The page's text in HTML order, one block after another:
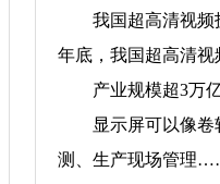
我国超高清视频技
年底，我国超高清视
产业规模超3万
显示屏可以像卷轴
测、生产现场管理